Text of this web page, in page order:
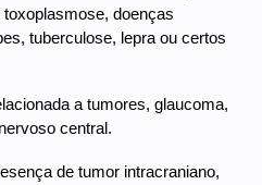
doenças
tuberculose, lepra ou certos
a tumores, glaucoma,
central.
de tumor intracraniano,